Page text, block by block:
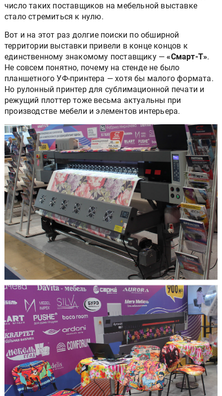
число таких поставщиков на мебельной выставке
стало стремиться к нулю.
Вот и на этот раз долгие поиски по обширной
территории выставки привели в конце концов к
единственному знакомому поставщику —«Смарт-Т».
Не совсем понятно, почему на стенде не было
планшетного УФ-принтера — хотя бы малого формата.
Но рулонный принтер для сублимационной печати и
режущий плоттер тоже весьма актуальны при
производстве мебели и элементов интерьера.